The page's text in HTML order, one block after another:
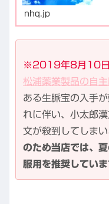
nhq.jp
※2019年8月10日
松浦薬業製品の自
ある生脈宝の入手
れに伴い、小太郎
文が殺到してしま
のため当店では、
服用を推奨してい